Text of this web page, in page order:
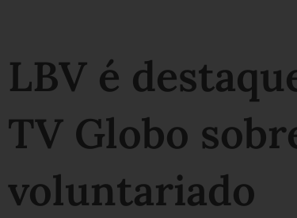
LBV é
TV Globo
voluntariado